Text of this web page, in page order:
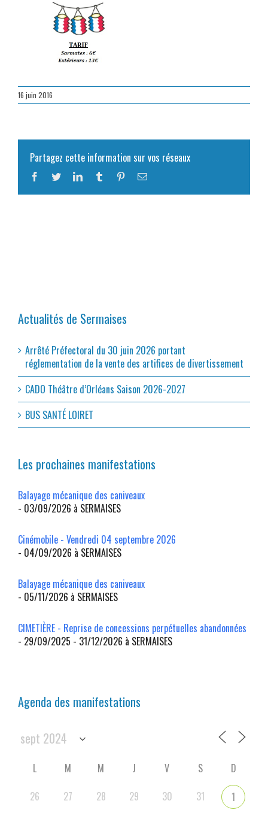
16 juin 2016
Partagez cette information sur vos réseaux
Facebook
TwitterLinkedInTumblr PinterestEmail
Actualités de Sermaises
Arrêté Préfectoral du 30 juin 2026 portant
réglementation de la vente des artifices de divertissement
CADO Théâtre d’Orléans Saison 2026-2027
BUS SANTÉ LOIRET
Les prochaines manifestations
Balayage mécanique des caniveaux
- 03/09/2026 à SERMAISES
Cinémobile - Vendredi 04 septembre 2026
- 04/09/2026 à SERMAISES
Balayage mécanique des caniveaux
- 05/11/2026 à SERMAISES
CIMETIÈRE - Reprise de concessions perpétuelles abandonnées
- 29/09/2025 - 31/12/2026 à SERMAISES
Agenda des manifestations
L M M J V S
D
26
27 28 29 30 31 1